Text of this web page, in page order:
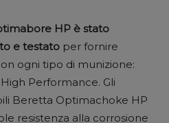
HP è stato
e testato per fornire
ogni tipo di munizione:
Performance. Gli
Beretta Optimachoke HP
resistenza alla corrosione